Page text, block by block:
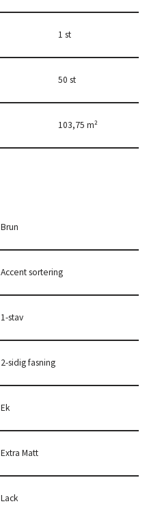
1 st
50 st
103,75 m²
Brun
Accent sortering
1-stav
2-sidig fasning
Ek
Extra Matt
Lack